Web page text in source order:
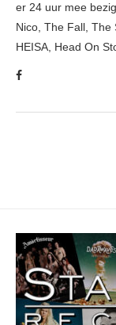
er 24 uur mee
Nico, The Fall, The
HEISA, Head On